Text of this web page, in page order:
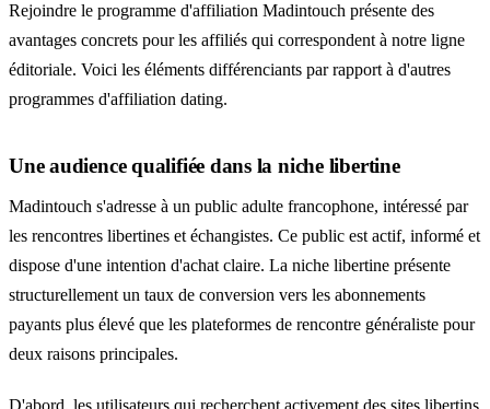
Rejoindre le programme d'affiliation Madintouch présente des
avantages concrets pour les affiliés qui correspondent à notre ligne
éditoriale. Voici les éléments différenciants par rapport à d'autres
programmes d'affiliation dating.
Une audience qualifiée dans la niche libertine
Madintouch s'adresse à un public adulte francophone, intéressé par
les rencontres libertines et échangistes. Ce public est actif, informé et
dispose d'une intention d'achat claire. La niche libertine présente
structurellement un taux de conversion vers les abonnements
payants plus élevé que les plateformes de rencontre généraliste pour
deux raisons principales.
D'abord, les utilisateurs qui recherchent activement des sites libertins